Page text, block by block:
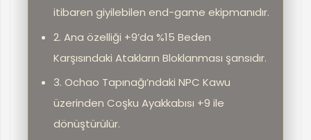
itibaren giyilebilen end-game ekipmanıdır.
2. Ana özelliği +9’da %15 Beden
Karşısındaki Atakların Bloklanması şansıdır.
3. Ochao Tapınağı’ndaki NPC Kawu
üzerinden Coşku Ayakkabısı +9 ile
dönüştürülür.